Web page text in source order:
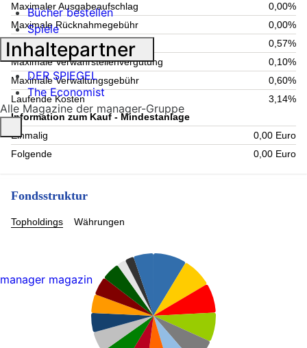
Maximaler Ausgabeaufschlag
0,00%
Maximale Rücknahmegebühr
0,00%
Aktuelle Verwaltungsgebühr
0,57%
Maximale Verwahrstellenvergütung
0,10%
Maximale Verwaltungsgebühr
0,60%
Laufende Kosten
3,14%
Information zum Kauf - Mindestanlage
Einmalig
0,00 Euro
Folgende
0,00 Euro
Fondsstruktur
Topholdings Währungen
Bücher bestellen
Spiele
Inhaltepartner
DER SPIEGEL
The Economist
Alle Magazine der manager-Gruppe
manager magazin